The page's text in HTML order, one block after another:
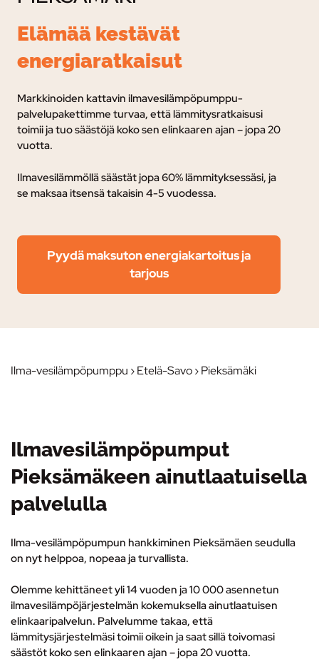
Elämää kestävät
energiaratkaisut
Markkinoiden kattavin ilmavesilämpöpumppu-
palvelupakettimme turvaa, että lämmitysratkaisusi
toimii ja tuo säästöjä koko sen elinkaaren ajan – jopa 20
vuotta.
Ilmavesilämmöllä säästät jopa 60% lämmityksessäsi, ja
se maksaa itsensä takaisin 4-5 vuodessa.
Pyydä maksuton energiakartoitus ja
tarjous
Ilma-vesilämpöpumppu ›Etelä-Savo› Pieksämäki
Ilmavesilämpöpumput
Pieksämäkeen ainutlaatuisella
palvelulla
Ilma-vesilämpöpumpun hankkiminen Pieksämäen seudulla
on nyt helppoa, nopeaa ja turvallista.
Olemme kehittäneet yli 14 vuoden ja 10 000 asennetun
ilmavesilämpöjärjestelmän kokemuksella ainutlaatuisen
elinkaaripalvelun. Palvelumme takaa, että
lämmitysjärjestelmäsi toimii oikein ja saat sillä toivomasi
säästöt koko sen elinkaaren ajan – jopa 20 vuotta.